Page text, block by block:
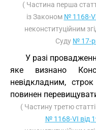
( Частина перша
із Законом № 1168-
неконституційним
Суду № 17-
У разі
яке визнано
невідкладним,
повинен
( Частину третю
№ 1168-VI від